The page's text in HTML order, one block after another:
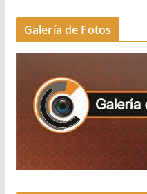
Galería de Fotos